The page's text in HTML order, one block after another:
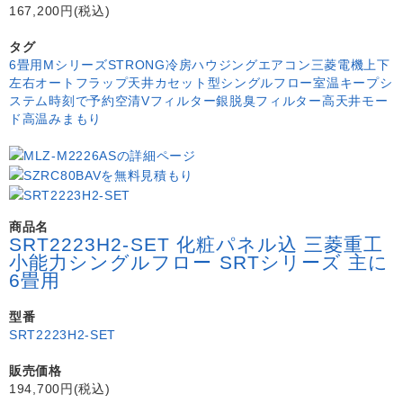
167,200円(税込)
タグ
6畳用 MシリーズSTRONG冷房ハウジングエアコン三菱電機 上下
左右オートフラップ天井カセット型シングルフロー室温キープシ
ステム時刻で予約空清Vフィルター銀脱臭フィルター高天井モー
ド高温みまもり
商品名
SRT2223H2-SET 化粧パネル込 三菱重工
小能力シングルフロー SRTシリーズ 主に
6畳用
型番
SRT2223H2-SET
販売価格
194,700円(税込)